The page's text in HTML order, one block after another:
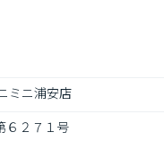
ミニ浦安店
６２７１号